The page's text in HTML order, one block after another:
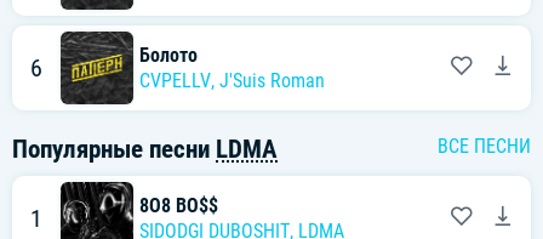
6
Болото
CVPELLV, J'Suis Roman
Популярные песни LDMA ВСЕ ПЕСНИ
1
8O8 BO$$
SIDODGI DUBOSHIT, LDMA